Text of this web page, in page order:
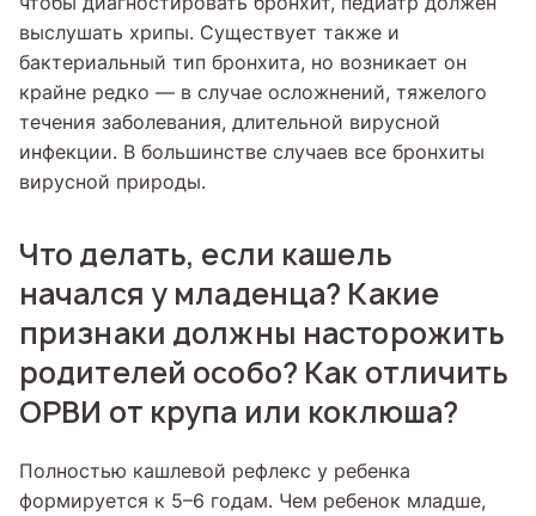
выслушать хрипы. Существует также и
бактериальный тип бронхита, но возникает он
крайне редко — в случае осложнений, тяжелого
течения заболевания, длительной вирусной
инфекции. В большинстве случаев все бронхиты
вирусной природы.
Что делать, если кашель
начался у младенца? Какие
признаки должны насторожить
родителей особо? Как отличить
ОРВИ от крупа или коклюша?
Полностью кашлевой рефлекс у ребенка
формируется к 5–6 годам. Чем ребенок младше,